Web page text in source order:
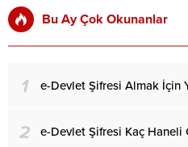
Bu Ay Çok Okunanlar
1 e-Devlet Şifresi Almak İçin
2 e-Devlet Şifresi Kaç Haneli